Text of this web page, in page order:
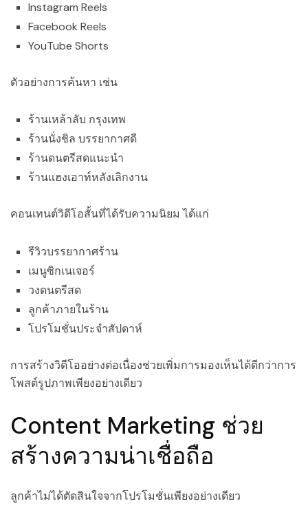
Instagram Reels
Facebook Reels
YouTube Shorts
ตัวอย่างการค้นหา เช่น
ร้านเหล้าลับ กรุงเทพ
ร้านนั่งชิล บรรยากาศดี
ร้านดนตรีสดแนะนำ
ร้านแฮงเอาท์หลังเลิกงาน
คอนเทนต์วิดีโอสั้นที่ได้รับความนิยม ได้แก่
รีวิวบรรยากาศร้าน
เมนูซิกเนเจอร์
วงดนตรีสด
ลูกค้าภายในร้าน
โปรโมชั่นประจำสัปดาห์
การสร้างวิดีโออย่างต่อเนื่องช่วยเพิ่มการมองเห็นได้ดีกว่าการ
โพสต์รูปภาพเพียงอย่างเดียว
Content Marketing ช่วย
สร้างความน่าเชื่อถือ
ลูกค้าไม่ได้ตัดสินใจจากโปรโมชั่นเพียงอย่างเดียว